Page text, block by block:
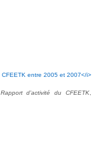
Rapport d’activité du CFEETK,